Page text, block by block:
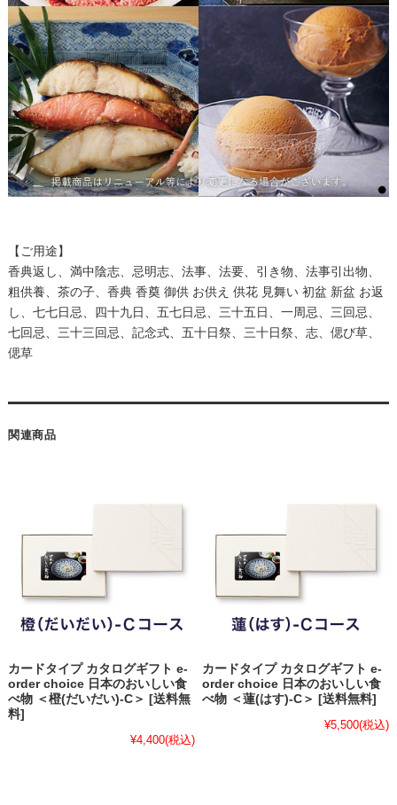
【ご用途】
香典返し、満中陰志、忌明志、法事、法要、引き物、法事引出物、
粗供養、茶の子、香典 香奠 御供 お供え 供花 見舞い 初盆 新盆 お返
し、七七日忌、四十九日、五七日忌、三十五日、一周忌、三回忌、
七回忌、三十三回忌、記念式、五十日祭、三十日祭、志、偲び草、
偲草
関連商品
カードタイプ カタログギフト e-
order choice 日本のおいしい食
べ物 ＜橙(だいだい)-C＞ [送料無
料]
¥4,400(税込)
カードタイプ カタログギフト e-
order choice 日本のおいしい食
べ物 ＜蓮(はす)-C＞ [送料無料]
¥5,500(税込)